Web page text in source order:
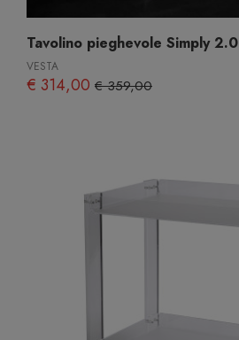
Tavolino pieghevole Simply 2.0
VESTA
€ 314,00 € 359,00